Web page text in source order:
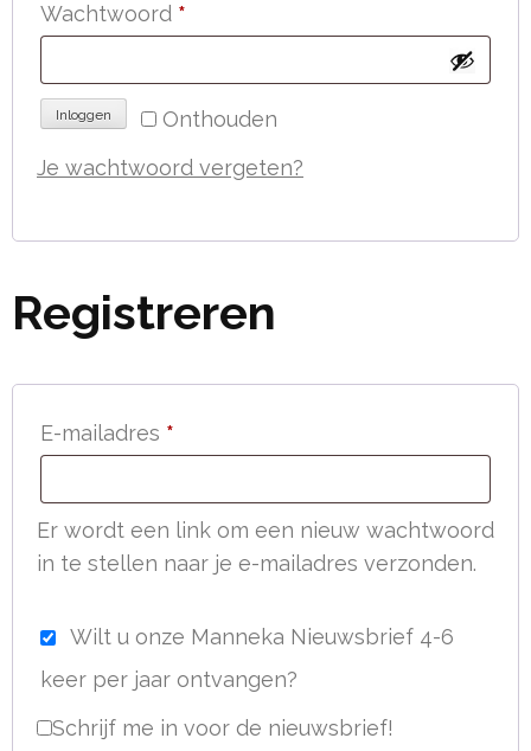
Wachtwoord *
Onthouden
Inloggen
Je wachtwoord vergeten?
Registreren
E-mailadres *
Er wordt een link om een nieuw wachtwoord
in te stellen naar je e-mailadres verzonden.
Wilt u onze Manneka Nieuwsbrief 4-6
keer per jaar ontvangen?
Schrijf me in voor de nieuwsbrief!